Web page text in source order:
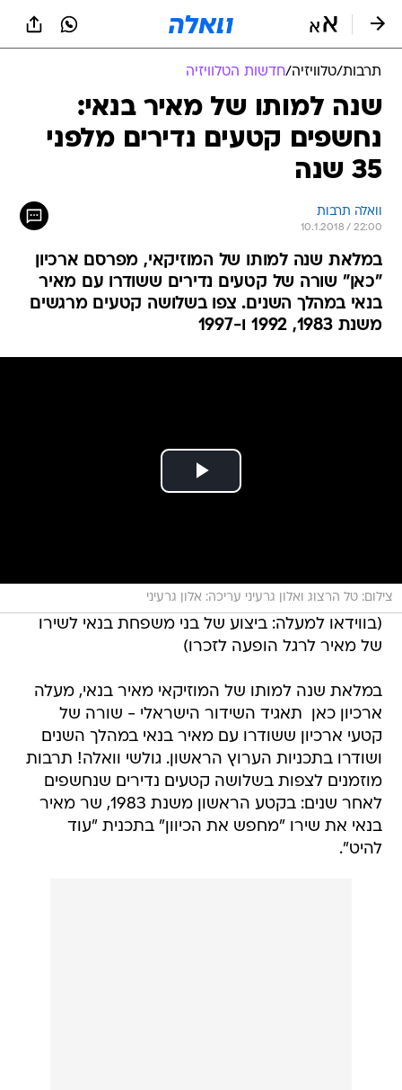
תרבות/טלוויזיה/חדשות הטלוויזיה
שנה למותו של מאיר בנאי:
נחשפים קטעים נדירים מלפני
35 שנה
וואלה תרבות
10.1.2018 / 22:00
במלאת שנה למותו של המוזיקאי, מפרסם ארכיון
"כאן" שורה של קטעים נדירים ששודרו עם מאיר
בנאי במהלך השנים. צפו בשלושה קטעים מרגשים
משנת 1983, 1992 ו-1997
צילום: טל הרצוג ואלון גרעיני עריכה: אלון גרעיני
(בווידאו למעלה: ביצוע של בני משפחת בנאי לשירו
של מאיר לרגל הופעה לזכרו)
במלאת שנה למותו של המוזיקאי מאיר בנאי, מעלה
ארכיון כאן  תאגיד השידור הישראלי - שורה של
קטעי ארכיון ששודרו עם מאיר בנאי במהלך השנים
ושודרו בתכניות הערוץ הראשון. גולשי וואלה! תרבות
מוזמנים לצפות בשלושה קטעים נדירים שנחשפים
לאחר שנים: בקטע הראשון משנת 1983, שר מאיר
בנאי את שירו "מחפש את הכיוון" בתכנית "עוד
להיט".